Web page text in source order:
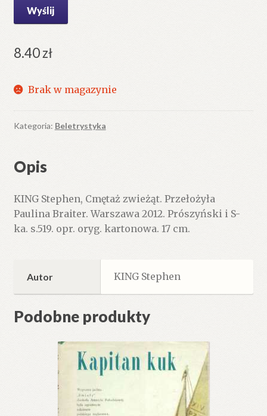
8.40zł
Brak w magazynie
Kategoria: Beletrystyka
Opis
KING Stephen, Cmętaż zwieżąt. Przełożyła
Paulina Braiter. Warszawa 2012. Prószyński i S-
ka. s.519. opr. oryg. kartonowa. 17 cm.
Autor KING Stephen
Podobne produkty